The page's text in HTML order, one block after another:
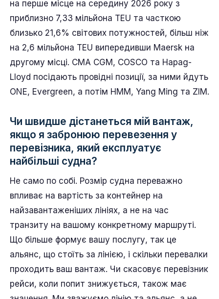
слотів, тому жоден рейс фактично не
перевозить так багато завантажених
контейнерів.
Яка судноплавна компанія є
найбільшою за місткістю флоту?
на перше місце на середину 2026 року з
приблизно 7,33 мільйона TEU та часткою
близько 21,6% світових потужностей, більш ніж
на 2,6 мільйона TEU випередивши Maersk на
Lloyd посідають провідні позиції, за ними йдуть
ONE, Evergreen, а потім HMM, Yang Ming та ZIM.
Чи швидше дістанеться мій вантаж,
якщо я забронюю перевезення у
перевізника, який експлуатує
найбільші судна?
Не само по собі. Розмір судна переважно